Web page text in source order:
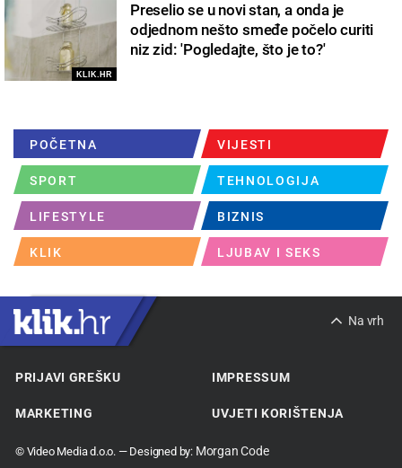
KLIK.HR
Preselio se u novi stan, a onda je
odjednom nešto smeđe počelo curiti
niz zid: 'Pogledajte, što je to?'
POČETNA VIJESTI
SPORT TEHNOLOGIJA
LIFESTYLE BIZNIS
KLIK LJUBAV I SEKS
Na vrh
PRIJAVI GREŠKU IMPRESSUM
MARKETING UVJETI KORIŠTENJA
© Video Media d.o.o. — Designed by: Morgan Code